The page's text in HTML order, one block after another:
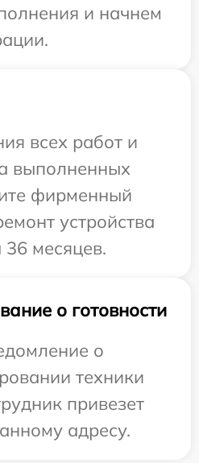
и начнем
всех работ и
выполненных
фирменный
устройства
месяцев.
о готовности
о
техники
привезет
адресу.